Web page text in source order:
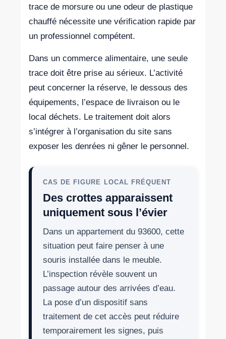
trace de morsure ou une odeur de plastique
chauffé nécessite une vérification rapide par
un professionnel compétent.
Dans un commerce alimentaire, une seule
trace doit être prise au sérieux. L’activité
peut concerner la réserve, le dessous des
équipements, l’espace de livraison ou le
local déchets. Le traitement doit alors
s’intégrer à l’organisation du site sans
exposer les denrées ni gêner le personnel.
CAS DE FIGURE LOCAL FRÉQUENT
Des crottes apparaissent
uniquement sous l’évier
Dans un appartement du 93600, cette
situation peut faire penser à une
souris installée dans le meuble.
L’inspection révèle souvent un
passage autour des arrivées d’eau.
La pose d’un dispositif sans
traitement de cet accès peut réduire
temporairement les signes, puis